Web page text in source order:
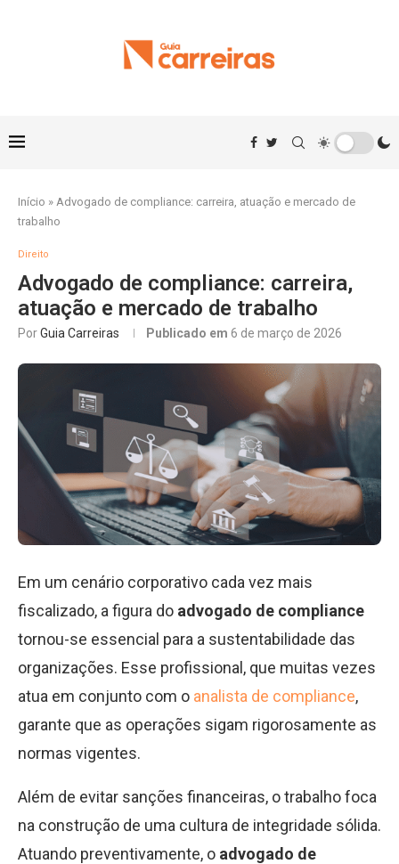
Início » Advogado de compliance: carreira, atuação e mercado de
trabalho
Direito
Advogado de compliance: carreira,
atuação e mercado de trabalho
PorGuia Carreiras Publicado em 6 de março de 2026
Em um cenário corporativo cada vez mais
fiscalizado, a figura do advogado de compliance
tornou-se essencial para a sustentabilidade das
organizações. Esse profissional, que muitas vezes
atua em conjunto com o analista de compliance,
garante que as operações sigam rigorosamente as
normas vigentes.
Além de evitar sanções financeiras, o trabalho foca
na construção de uma cultura de integridade sólida.
Atuando preventivamente, o advogado de